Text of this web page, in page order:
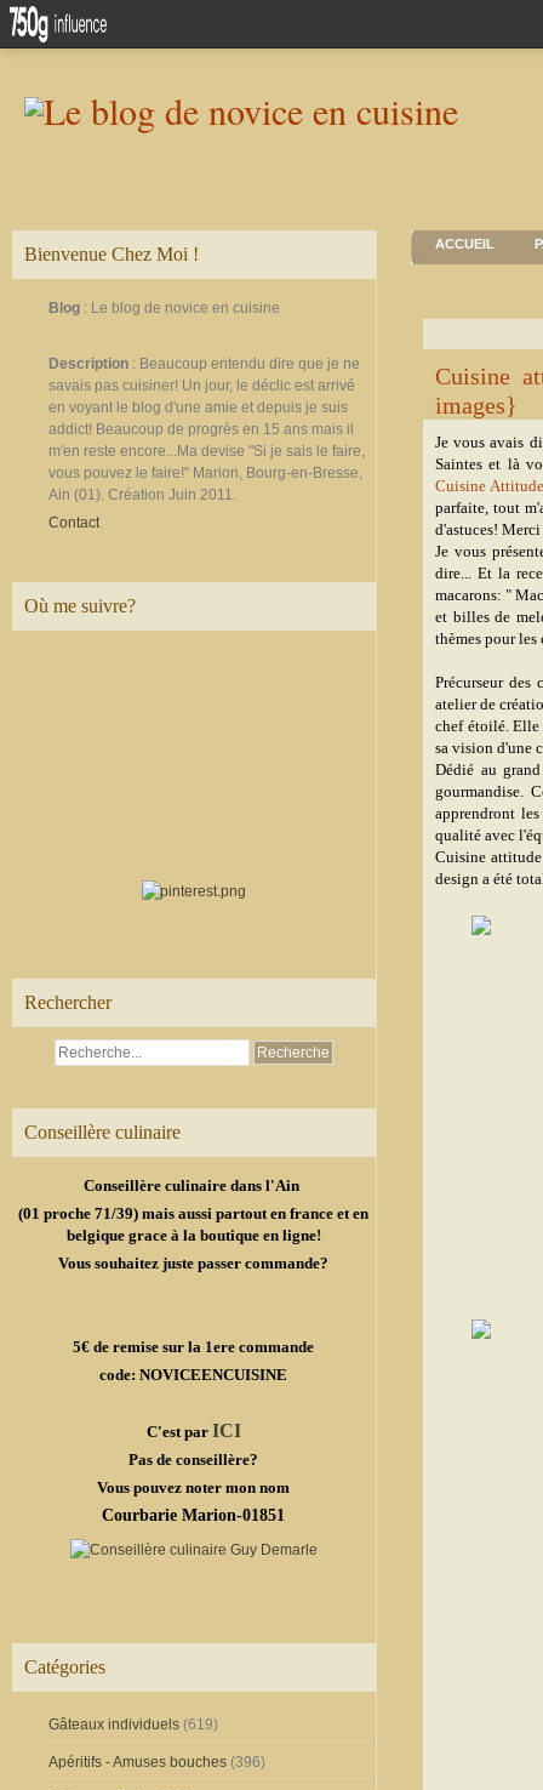
Bienvenue Chez Moi !
Blog : Le blog de novice en cuisine
Description : Beaucoup entendu dire que je ne
savais pas cuisiner! Un jour, le déclic est arrivé
en voyant le blog d'une amie et depuis je suis
addict! Beaucoup de progrès en 15 ans mais il
m'en reste encore...Ma devise "Si je sais le faire,
vous pouvez le faire!" Marion, Bourg-en-Bresse,
Ain (01). Création Juin 2011.
Contact
Où me suivre?
Rechercher
Conseillère culinaire
Conseillère culinaire dans l'Ain
(01 proche 71/39) mais aussi partout en france et en
belgique grace à la boutique en ligne!
Vous souhaitez juste passer commande?
5€ de remise sur la 1ere commande
code: NOVICEENCUISINE
C'est par ICI
Pas de conseillère?
Vous pouvez noter mon nom
Courbarie Marion-01851
Catégories
Gâteaux individuels (619)
Apéritifs - Amuses bouches (396)
ACCUEIL
Cuisine
images}
Je vous avais
Saintes et là
Cuisine
parfaite, tout
d'astuces!
Je vous
dire... Et la
macarons: "
et billes de
thèmes pour les
Précurseur
atelier de
chef étoilé. Elle
sa vision d'une
Dédié au
gourmandise.
apprendront
qualité avec
Cuisine attitude
design a été